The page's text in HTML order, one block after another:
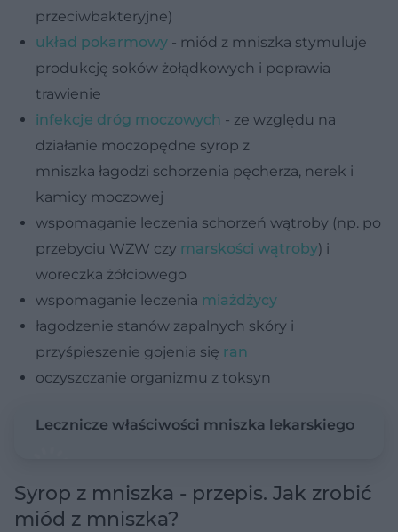
przeciwbakteryjne)
układ pokarmowy - miód z mniszka stymuluje
produkcję soków żołądkowych i poprawia
trawienie
infekcje dróg moczowych - ze względu na
działanie moczopędne syrop z
mniszka łagodzi schorzenia pęcherza, nerek i
kamicy moczowej
wspomaganie leczenia schorzeń wątroby (np. po
przebyciu WZW czy marskości wątroby) i
woreczka żółciowego
wspomaganie leczenia miażdżycy
łagodzenie stanów zapalnych skóry i
przyśpieszenie gojenia się ran
oczyszczanie organizmu z toksyn
Lecznicze właściwości mniszka lekarskiego
Syrop z mniszka - przepis. Jak zrobić
miód z mniszka?